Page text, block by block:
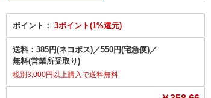
ポイント： 3ポイント(1%還元)
送料： 385円(ネコポス)／550円(宅急便)／
無料(営業所受取り)
税別3,000円以上購入で送料無料